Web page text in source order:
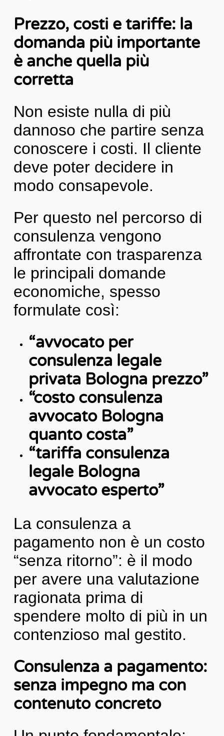
Prezzo, costi e tariffe: la
domanda più importante
è anche quella più
corretta
Non esiste nulla di più
dannoso che partire senza
conoscere i costi. Il cliente
deve poter decidere in
modo consapevole.
Per questo nel percorso di
consulenza vengono
affrontate con trasparenza
le principali domande
economiche, spesso
formulate così:
“avvocato per
consulenza legale
privata Bologna prezzo”
“costo consulenza
avvocato Bologna
quanto costa”
“tariffa consulenza
legale Bologna
avvocato esperto”
La consulenza a
pagamento non è un costo
“senza ritorno”: è il modo
per avere una valutazione
ragionata prima di
spendere molto di più in un
contenzioso mal gestito.
Consulenza a pagamento:
senza impegno ma con
contenuto concreto